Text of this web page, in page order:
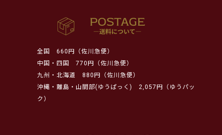
全国
660円（佐川急便）
中国・四国
770円（佐川急便）
九州・北海道
880円（佐川急便）
沖縄・離島・山間部(ゆうぱっく)
2,057円（ゆうパッ
ク）